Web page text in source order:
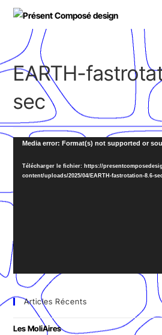
EARTH-
sec
Lecteur
Media error: Format(s) not supported or
Télécharger le fichier: https://
content/uploads/2025/04/EARTH-fastrotation-8.6-
Articles Récents
Les MoliAires